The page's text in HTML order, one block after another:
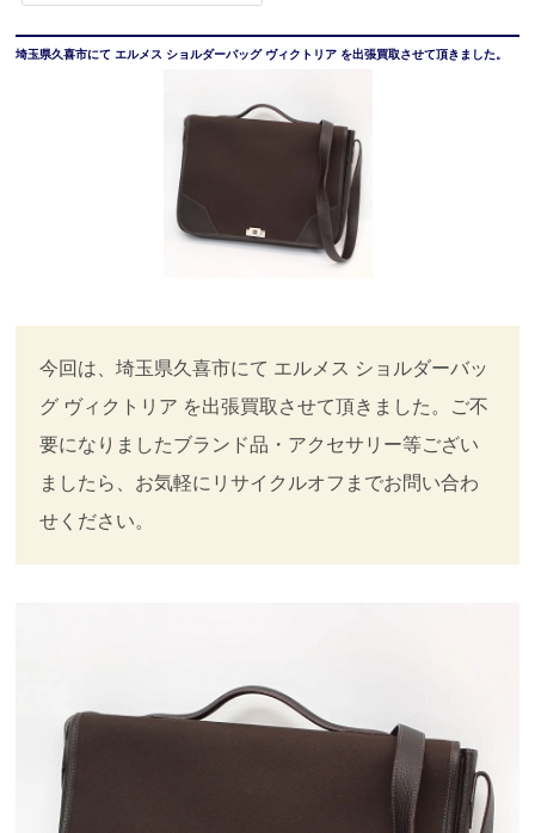
埼玉県久喜市にて エルメス ショルダーバッグ ヴィクトリア を出張買取させて頂きました。
今回は、埼玉県久喜市にて エルメス ショルダーバッ
グ ヴィクトリア を出張買取させて頂きました。ご不
要になりましたブランド品・アクセサリー等ござい
ましたら、お気軽にリサイクルオフまでお問い合わ
せください。